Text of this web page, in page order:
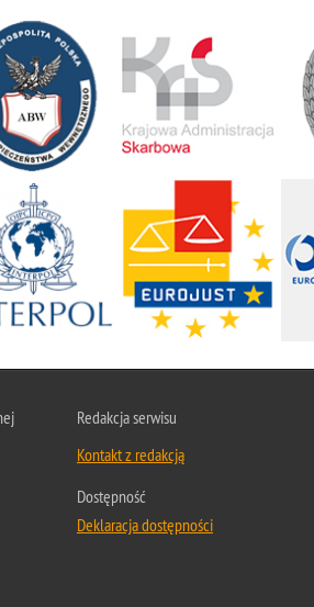
Redakcja serwisu
Kontakt z redakcją
Dostępność
Deklaracja dostępności